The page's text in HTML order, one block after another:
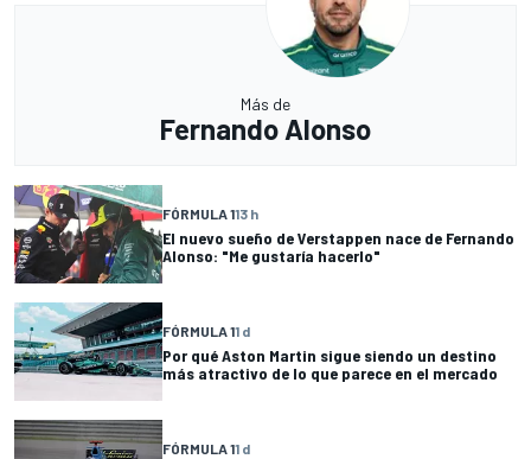
Más de
Fernando Alonso
FÓRMULA 113 h
El nuevo sueño de Verstappen nace de Fernando
Alonso: "Me gustaría hacerlo"
FÓRMULA 11 d
Por qué Aston Martin sigue siendo un destino
más atractivo de lo que parece en el mercado
FÓRMULA 11 d